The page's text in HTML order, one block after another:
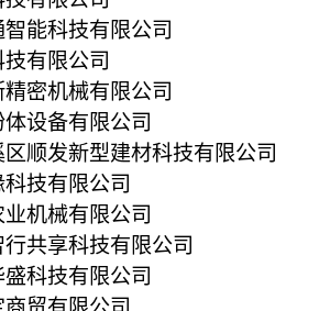
能科技有限公司
有限公司
密机械有限公司
设备有限公司
顺发新型建材科技有限公司
技有限公司
机械有限公司
共享科技有限公司
科技有限公司
贸有限公司